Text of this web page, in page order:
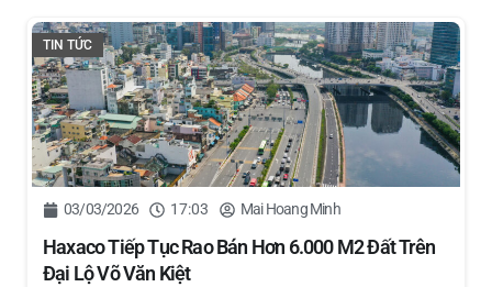
TIN TỨC
03/03/2026 17:03 Mai Hoang Minh
Haxaco Tiếp Tục Rao Bán Hơn 6.000 M2 Đất Trên
Đại Lộ Võ Văn Kiệt